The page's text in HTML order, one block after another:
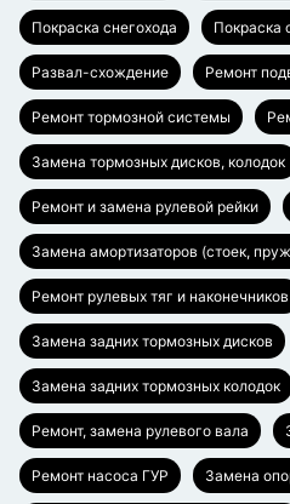
Покраска снегохода Покраска
Развал-схождение Ремонт
Ремонт тормозной системы
Замена тормозных дисков, колодок
Ремонт и замена рулевой рейки
Замена амортизаторов (стоек,
Ремонт рулевых тяг и наконечников
Замена задних тормозных дисков
Замена задних тормозных колодок
Ремонт, замена рулевого вала
Ремонт насоса ГУР Замена